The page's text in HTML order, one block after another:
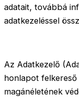
adatait, továbbá
adatkezeléssel
Az Adatkezelő
honlapot felkereső
magánéletének